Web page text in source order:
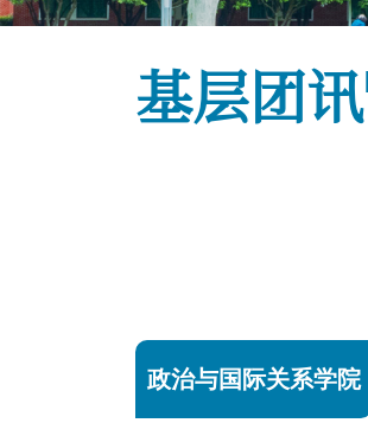
基层团讯
政治与国际关系学院